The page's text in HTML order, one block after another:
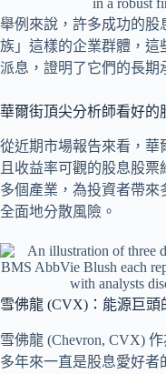
舉例來說，許多成功的股
族」這樣的企業群體，這
派息，證明了它們的長期
華爾街頂尖分析師看好的
從近期市場報告來看，華
且收益率可觀的股息股
多個產業，為投資者帶來
全面地分散風險。
雪佛龍 (CVX)：能源巨頭
雪佛龍 (Chevron, CVX)
多年來一直是股息愛好者